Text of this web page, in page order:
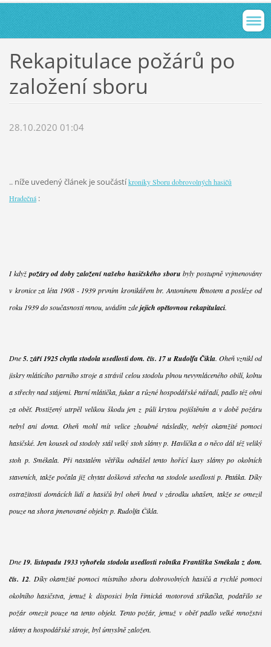
Rekapitulace požárů po
založení sboru
28.10.2020 01:04
.. níže uvedený článek je součástíkroniky Sboru dobrovolných hasičů
Hradečná:
I když požáry od doby založení našeho hasičského sboru byly postupně vyjmenovány
v kronice za léta 1908 - 1939 prvním kronikářem br. Antonínem Řmotem a posléze od
roku 1939 do současnosti mnou, uvádím zdejejich opětovnou rekapitulaci.
Dne5. září 1925 chytla stodola usedlosti dom. čís. 17 u Rudolfa Čikla. Oheň vznikl od
jiskry mlátícího parního stroje a strávil celou stodolu plnou nevymláceného obilí, kolnu
a střechy nad stájemi. Parní mlátička, fukar a různé hospodářské nářadí, padlo též ohni
za oběť. Postižený utrpěl velikou škodu jen z půli krytou pojištěním a v době požáru
nebyl ani doma. Oheň mohl mít velice zhoubné následky, nebýt okamžité pomoci
hasičské. Jen kousek od stodoly stál velký stoh slámy p. Havlíčka a o něco dál též veliký
stoh p. Smékala. Při nastalém větříku odnášel tento hořící kusy slámy po okolních
staveních, takže počala již chytat došková střecha na stodole usedlosti p. Patáka. Díky
ostražitosti domácích lidí a hasičů byl oheň hned v zárodku uhašen, takže se omezil
pouze na shora jmenované objekty p. Rudolfa Čikla.
Dne 19. listopadu 1933 vyhořela stodola usedlosti rolníka Františka Smékala z dom.
čís. 12. Díky okamžité pomoci místního sboru dobrovolných hasičů a rychlé pomoci
okolního hasičstva, jemuž k disposici byla řimická motorová stříkačka, podařilo se
požár omezit pouze na tento objekt. Tento požár, jemuž v oběť padlo velké množství
slámy a hospodářské stroje, byl úmyslně založen.